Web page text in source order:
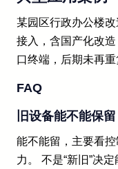
某园区行政办公楼
接入，含国产化改
口终端，后期未再重
FAQ
旧设备能不能保留
能不能留，主要看
力。 不是“新旧”决